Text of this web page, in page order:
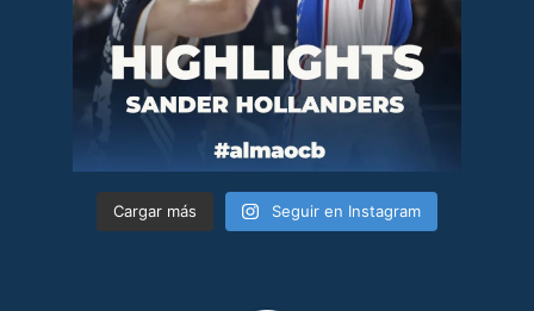
Cargar más Seguir en Instagram